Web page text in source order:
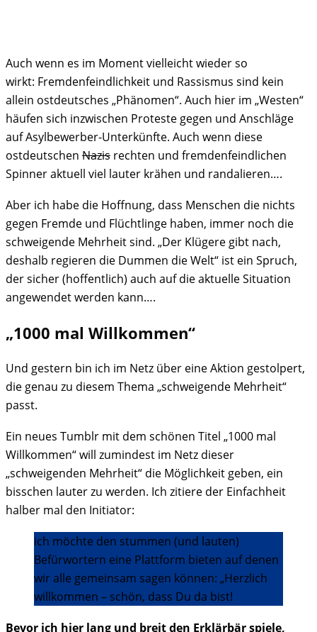
Auch wenn es im Moment vielleicht wieder so
wirkt: Fremdenfeindlichkeit und Rassismus sind kein
allein ostdeutsches „Phänomen“. Auch hier im „Westen“
häufen sich inzwischen Proteste gegen und Anschläge
auf Asylbewerber-Unterkünfte. Auch wenn diese
ostdeutschen Nazis rechten und fremdenfeindlichen
Spinner aktuell viel lauter krähen und randalieren….
Aber ich habe die Hoffnung, dass Menschen die nichts
gegen Fremde und Flüchtlinge haben, immer noch die
schweigende Mehrheit sind. „Der Klügere gibt nach,
deshalb regieren die Dummen die Welt“ ist ein Spruch,
der sicher (hoffentlich) auch auf die aktuelle Situation
angewendet werden kann….
„1000 mal Willkommen“
Und gestern bin ich im Netz über eine Aktion gestolpert,
die genau zu diesem Thema „schweigende Mehrheit“
passt.
Ein neues Tumblr mit dem schönen Titel „1000 mal
Willkommen“ will zumindest im Netz dieser
„schweigenden Mehrheit“ die Möglichkeit geben, ein
bisschen lauter zu werden. Ich zitiere der Einfachheit
halber mal den Initiator:
ich möchte den stummen (und lauten)
Befürwortern eine Plattform bieten auf denen
wir alle gemeinsam sagen können: „Herzlich
willkommen – schön, dass Du da bist!
Bevor ich hier lang und breit den Erklärbär spiele,